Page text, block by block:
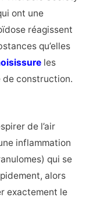
ont une
réagissent
qu’elles
les
de construction.
de l’air
inflammation
qui se
alors
exactement le